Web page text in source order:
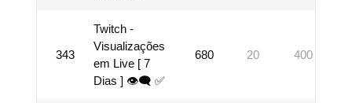
343
Twitch -
Visualizações
em Live [ 7
Dias ] 👁‍🗨 ✅
680 20 400